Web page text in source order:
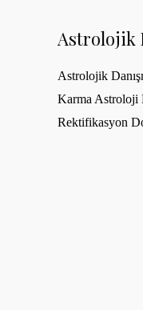
Astrolojik
Astrolojik
Karma Astroloji
Rektifikasyon